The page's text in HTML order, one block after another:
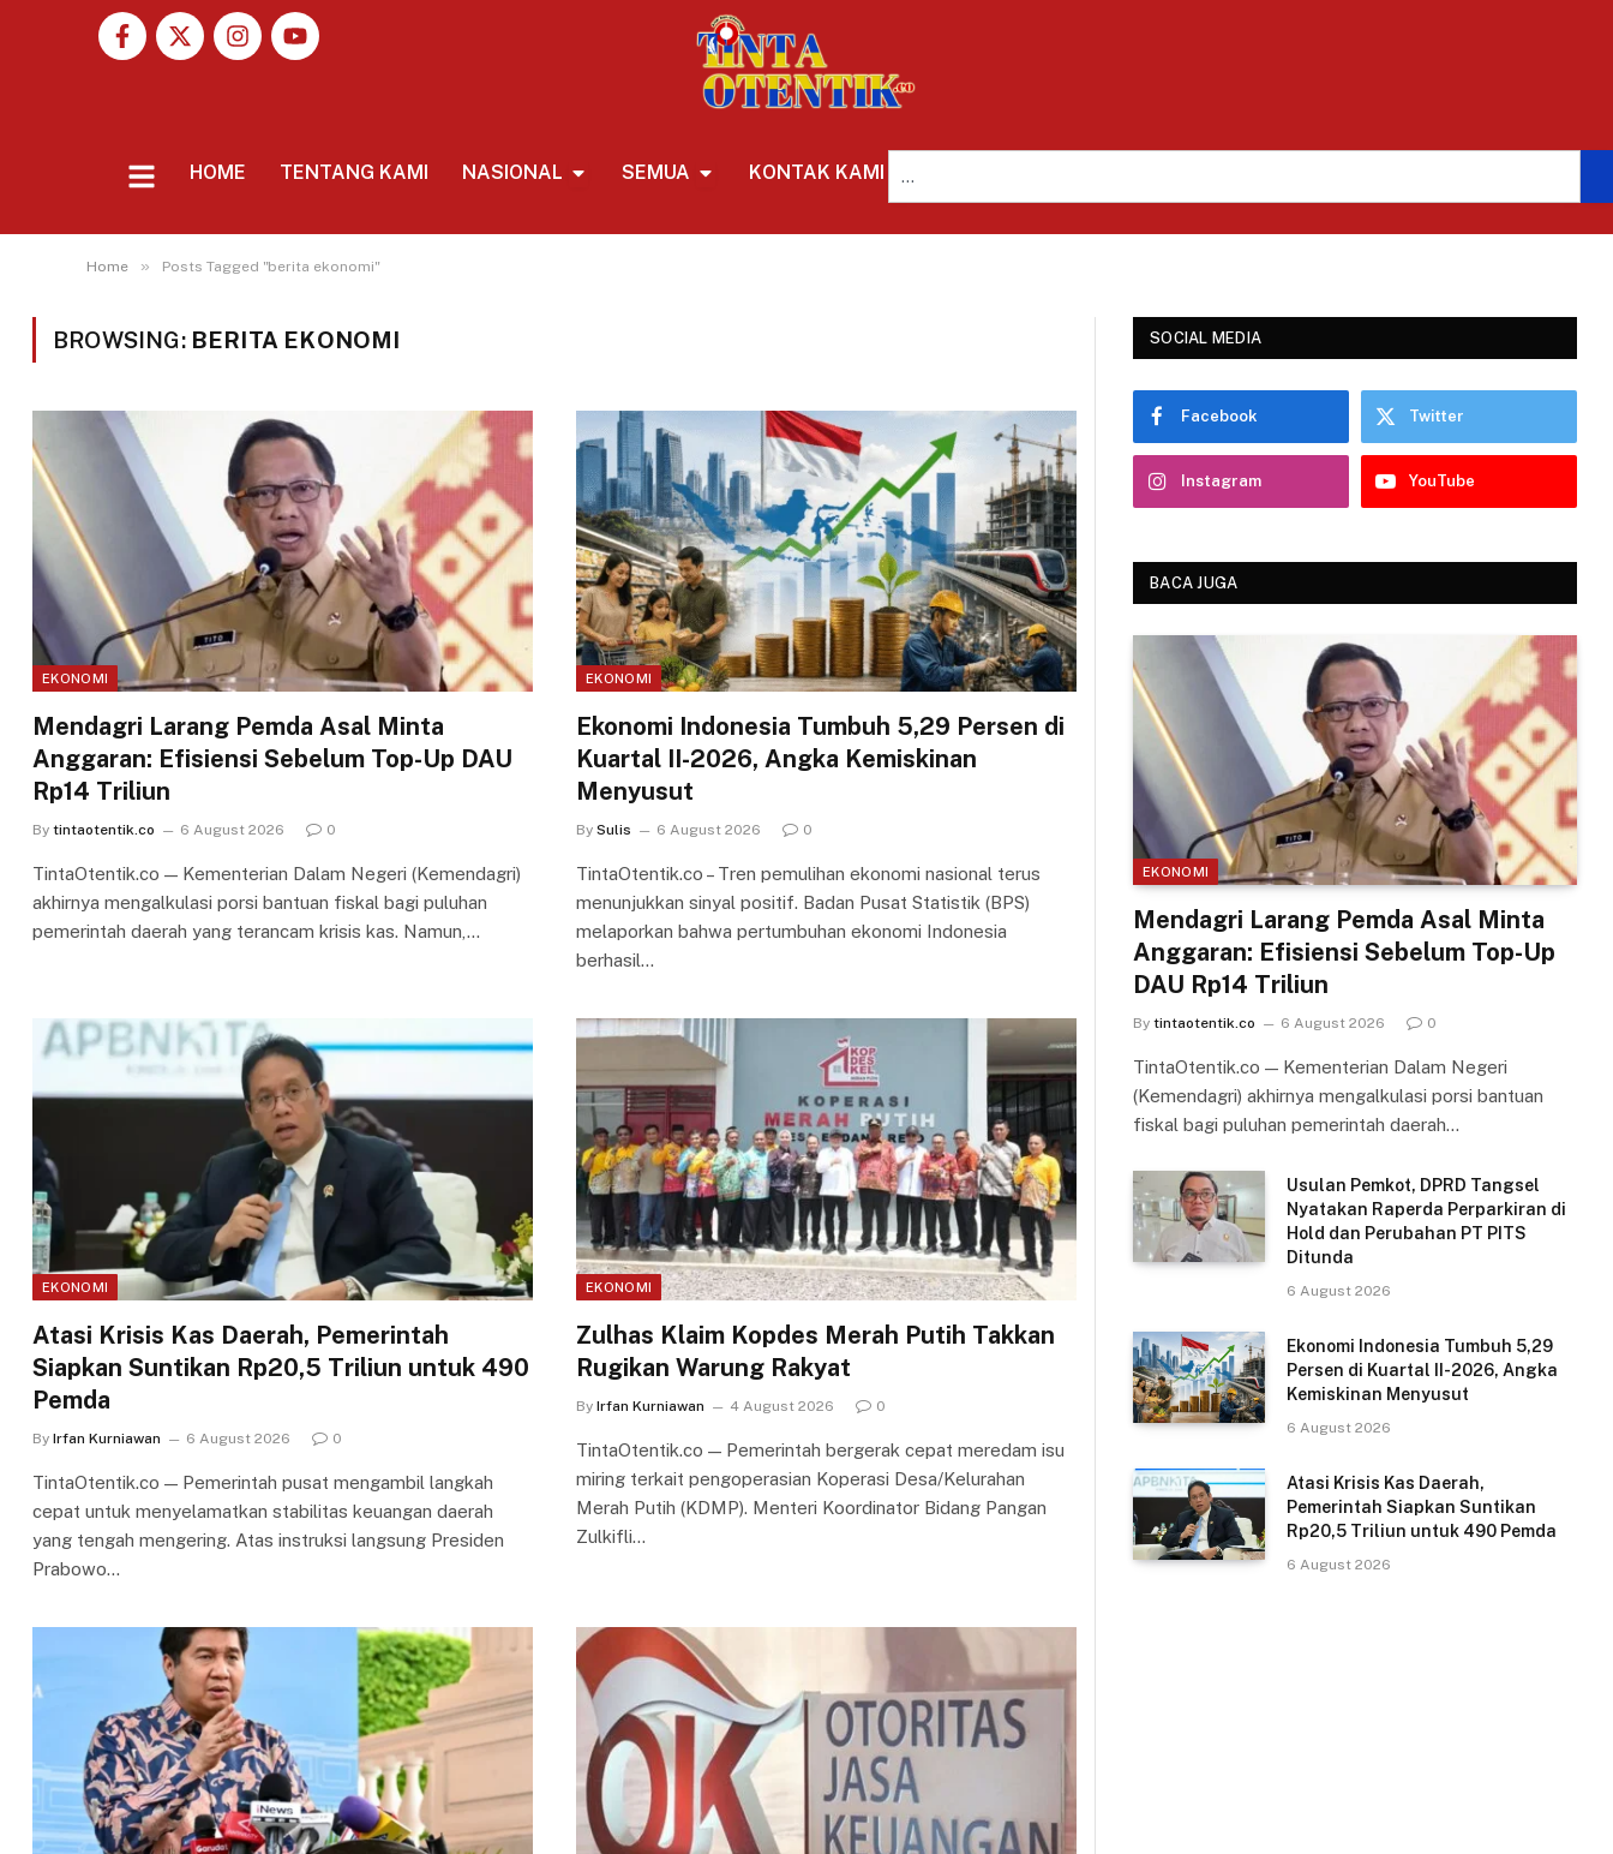
HOME TENTANG KAMI NASIONAL SEMUA KONTAK KAMI
Home » Posts Tagged "berita ekonomi"
BROWSING: BERITA EKONOMI
EKONOMI
Mendagri Larang Pemda Asal Minta
Anggaran: Efisiensi Sebelum Top-Up DAU
Rp14 Triliun
By tintaotentik.co 6 August 2026 0
TintaOtentik.co — Kementerian Dalam Negeri (Kemendagri)
akhirnya mengalkulasi porsi bantuan fiskal bagi puluhan
pemerintah daerah yang terancam krisis kas. Namun,…
EKONOMI
Ekonomi Indonesia Tumbuh 5,29 Persen di
Kuartal II-2026, Angka Kemiskinan
Menyusut
By Sulis 6 August 2026 0
TintaOtentik.co – Tren pemulihan ekonomi nasional terus
menunjukkan sinyal positif. Badan Pusat Statistik (BPS)
melaporkan bahwa pertumbuhan ekonomi Indonesia
berhasil…
EKONOMI
Atasi Krisis Kas Daerah, Pemerintah
Siapkan Suntikan Rp20,5 Triliun untuk 490
Pemda
By Irfan Kurniawan 6 August 2026 0
TintaOtentik.co — Pemerintah pusat mengambil langkah
cepat untuk menyelamatkan stabilitas keuangan daerah
yang tengah mengering. Atas instruksi langsung Presiden
Prabowo…
EKONOMI
Zulhas Klaim Kopdes Merah Putih Takkan
Rugikan Warung Rakyat
By Irfan Kurniawan 4 August 2026 0
TintaOtentik.co — Pemerintah bergerak cepat meredam isu
miring terkait pengoperasian Koperasi Desa/Kelurahan
Merah Putih (KDMP). Menteri Koordinator Bidang Pangan
Zulkifli…
SOCIAL MEDIA
Facebook Twitter
Instagram YouTube
BACA JUGA
EKONOMI
Mendagri Larang Pemda Asal Minta
Anggaran: Efisiensi Sebelum Top-Up
DAU Rp14 Triliun
By tintaotentik.co 6 August 2026 0
TintaOtentik.co — Kementerian Dalam Negeri
(Kemendagri) akhirnya mengalkulasi porsi bantuan
fiskal bagi puluhan pemerintah daerah…
Usulan Pemkot, DPRD Tangsel
Nyatakan Raperda Perparkiran di
Hold dan Perubahan PT PITS
Ditunda
6 August 2026
Ekonomi Indonesia Tumbuh 5,29
Persen di Kuartal II-2026, Angka
Kemiskinan Menyusut
6 August 2026
Atasi Krisis Kas Daerah,
Pemerintah Siapkan Suntikan
Rp20,5 Triliun untuk 490 Pemda
6 August 2026